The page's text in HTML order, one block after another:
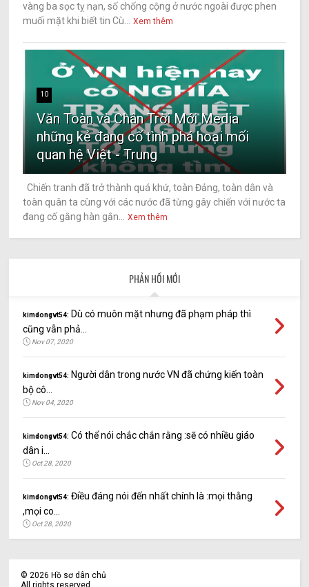
vàng ba sọc tỵ nạn, số chống cộng ở nước ngoài được phen
muối mặt khi biết tin Cù...
Xem thêm
10
Văn Toàn và Chân Trời Mới Media
những kẻ đang cố tình phá hoại mối
quan hệ Việt - Trung
Chiến tranh đã trở thành quá khứ, toàn Đảng, toàn dân và
toàn quân ta cùng với các nước đã từng gây chiến với nước ta
đang cố gắng hàn gắn...
Xem thêm
PHẢN HỒI MỚI
kimdongvt54: Dù có muôn mặt nhưng đã phạm pháp thì
cũng vẫn phả...
Nov 07, 2020
kimdongvt54: Người dân trong nước VN đã chứng kiến toàn
bộ cô...
Nov 04, 2020
kimdongvt54: Có thể nói chắc chắn rằng :sẽ có nhiều giáo
dân i...
Oct 28, 2020
kimdongvt54: Điều đáng nói đến nhất chính là :mọi thằng
,mọi co...
Oct 28, 2020
©2026 Hồ sơ dân chủ